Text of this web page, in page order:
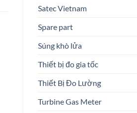
Satec Vietnam
Spare part
Súng khò lửa
Thiết bị đo gia tốc
Thiết Bị Đo Lường
Turbine Gas Meter